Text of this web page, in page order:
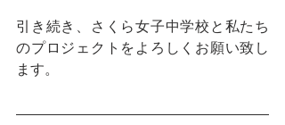
引き続き、さくら女子中学校と私たち
のプロジェクトをよろしくお願い致し
ます。